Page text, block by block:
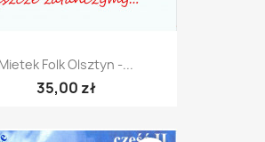
Mietek Folk Olsztyn -...
35,00 zł